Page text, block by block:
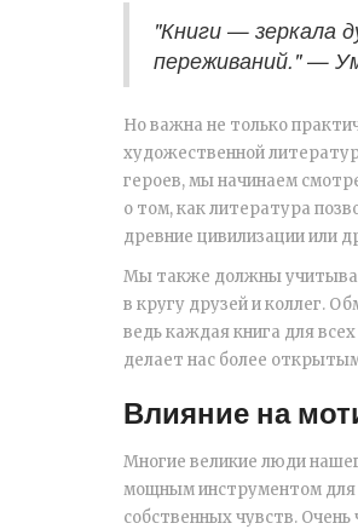
"Книги — зеркала
переживаний." —
Но важна не только
художественной
героев, мы начинаем
о том, как литература
древние цивилизации или
Мы также должны
в кругу друзей и коллег.
ведь каждая книга для
делает нас более
Влияние на
Многие великие люди
мощным инструментом для
собственных чувств.